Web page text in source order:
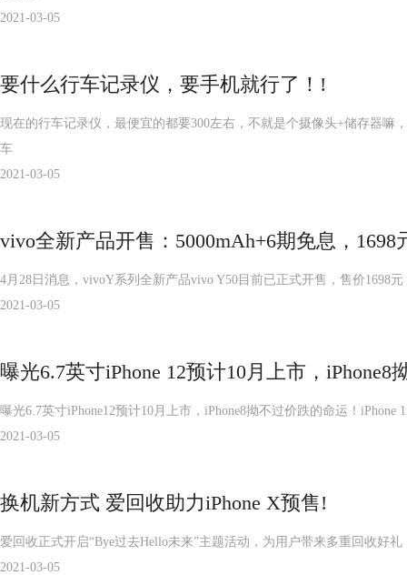
2021-03-05
要什么行车记录仪，要手机就行了！!
现在的行车记录仪，最便宜的都要300左右，不就是个摄像头+储存器嘛
车
2021-03-05
vivo全新产品开售：5000mAh+6期免息，1698
4月28日消息，vivoY系列全新产品vivo Y50目前已正式开售，售价1698
2021-03-05
曝光6.7英寸iPhone 12预计10月上市，iPhone8
曝光6.7英寸iPhone12预计10月上市，iPhone8拗不过价跌的命运！
2021-03-05
换机新方式 爱回收助力iPhone X预售!
爱回收正式开启“Bye过去Hello未来”主题活动，为用户带来多重回收好
2021-03-05